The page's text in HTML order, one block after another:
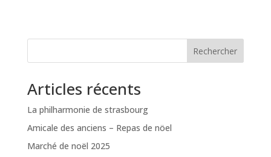
Rechercher
Articles récents
La philharmonie de strasbourg
Amicale des anciens – Repas de nöel
Marché de noël 2025